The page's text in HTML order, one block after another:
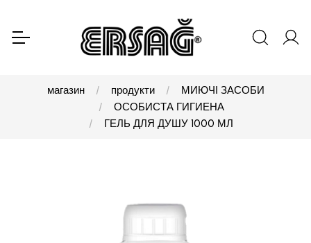
магазин продукти
МИЮЧІ ЗАСОБИ
ОСОБИСТА ГИГИЕНА
ГЕЛЬ ДЛЯ ДУШУ 1000 МЛ